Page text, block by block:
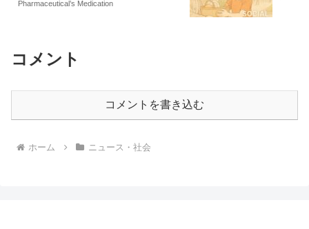
Pharmaceutical’s Medication
コメント
コメントを書き込む
ホーム ニュース・社会